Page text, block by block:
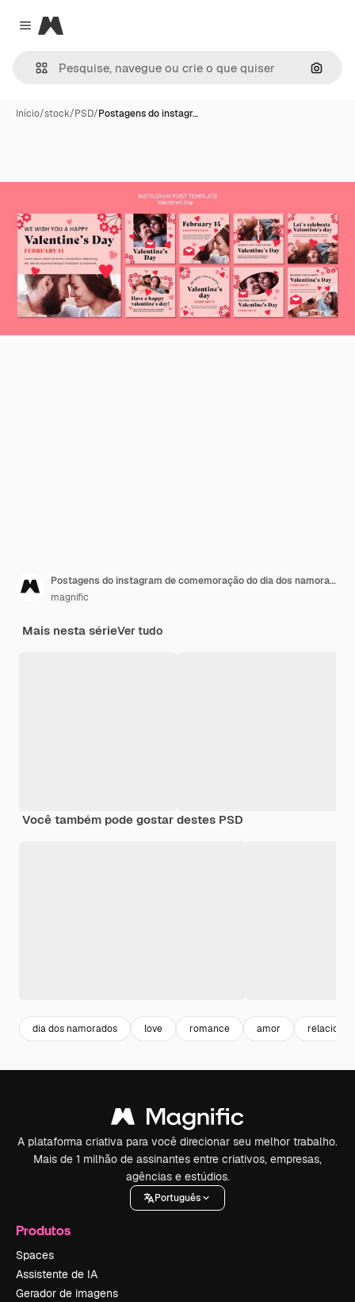
Close menu
Magnific
Início/stock/PSD/Postagens do instagr…
Postagens do instagram de comemoração do dia dos namorados
magnific
Mais nesta sérieVer tudo
Você também pode gostar destes PSD
dia dos namorados love romance amor
A plataforma criativa para você direcionar seu melhor trabalho.
Mais de 1 milhão de assinantes entre criativos, empresas,
agências e estúdios.
Português
Produtos
Spaces
Assistente de IA
Gerador de imagens